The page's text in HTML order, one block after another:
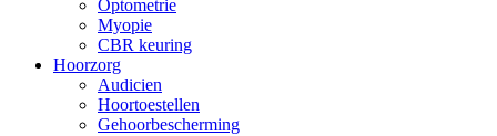
Optometrie
Myopie
CBR keuring
Hoorzorg
Audicien
Hoortoestellen
Gehoorbescherming